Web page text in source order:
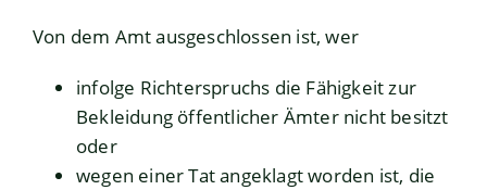
Von dem Amt ausgeschlossen ist, wer
infolge Richterspruchs die Fähigkeit zur
Bekleidung öffentlicher Ämter nicht besitzt
oder
wegen einer Tat angeklagt worden ist, die